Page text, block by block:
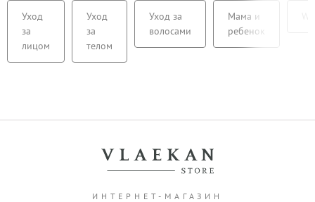
Уход
за
лицом
Уход
за
телом
Уход за
волосами
Мама и
ребенок
ИНТЕРНЕТ-МАГАЗИН